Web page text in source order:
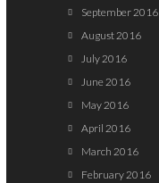
September 2016
August 2016
July 2016
June 2016
May 2016
April 2016
March 2016
February 2016